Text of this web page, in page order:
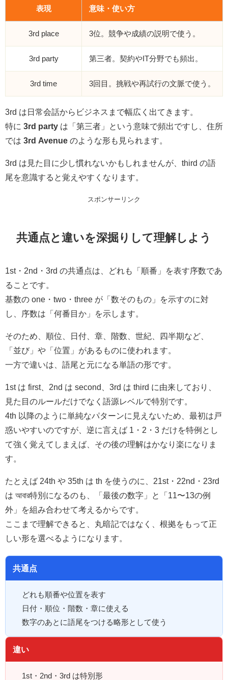
表現 意味・使い方
3rd place 3位。競争や成績の説明で使う。
3rd party 第三者。契約やIT分野でも頻出。
3rd time 3回目。挑戦や再試行の文脈で使う。
3rd は日常会話からビジネスまで幅広く出てきます。
特に 3rd party は「第三者」という意味で頻出ですし、住所
では 3rd Avenue のような形も見られます。
3rd は見た目に少し慣れないかもしれませんが、third の語
尾を意識すると覚えやすくなります。
スポンサーリンク
共通点と違いを深掘りして理解しよう
1st・2nd・3rd の共通点は、どれも「順番」を表す序数であ
ることです。
基数の one・two・three が「数そのもの」を示すのに対
し、序数は「何番目か」を示します。
そのため、順位、日付、章、階数、世紀、四半期など、
「並び」や「位置」があるものに使われます。
一方で違いは、語尾と元になる単語の形です。
1st は first、2nd は second、3rd は third に由来しており、
見た目のルールだけでなく語源レベルで特別です。
4th 以降のように単純なパターンに見えないため、最初は戸
惑いやすいのですが、逆に言えば 1・2・3 だけを特例とし
て強く覚えてしまえば、その後の理解はかなり楽になりま
す。
たとえば 24th や 35th は th を使うのに、21st・22nd・23rd
は আবার特別になるのも、「最後の数字」と「11〜13の例
外」を組み合わせて考えるからです。
ここまで理解できると、丸暗記ではなく、根拠をもって正
しい形を選べるようになります。
共通点
どれも順番や位置を表す
日付・順位・階数・章に使える
数字のあとに語尾をつける略形として使う
違い
1st・2nd・3rd は特別形